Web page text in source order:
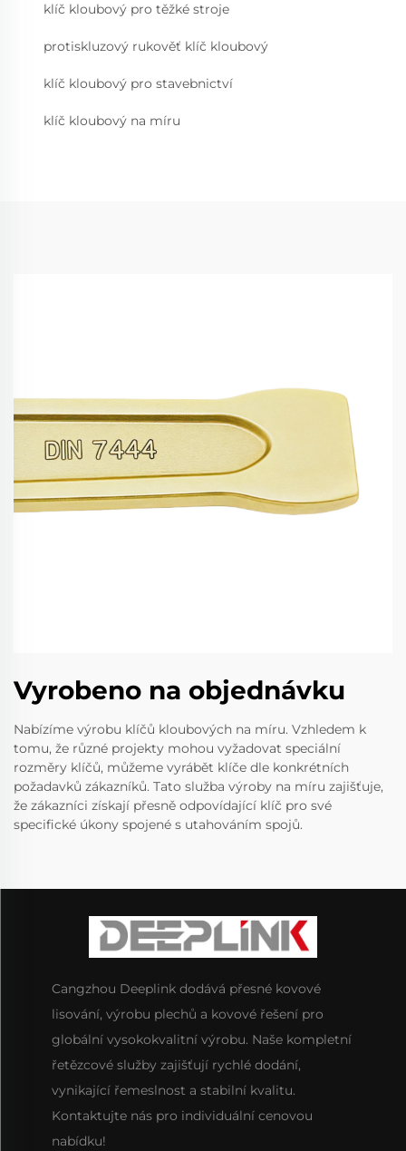
klíč kloubový pro těžké stroje
protiskluzový rukověť klíč kloubový
klíč kloubový pro stavebnictví
klíč kloubový na míru
Vyrobeno na objednávku
Nabízíme výrobu klíčů kloubových na míru. Vzhledem k
tomu, že různé projekty mohou vyžadovat speciální
rozměry klíčů, můžeme vyrábět klíče dle konkrétních
požadavků zákazníků. Tato služba výroby na míru zajišťuje,
že zákazníci získají přesně odpovídající klíč pro své
specifické úkony spojené s utahováním spojů.
Cangzhou Deeplink dodává přesné kovové
lisování, výrobu plechů a kovové řešení pro
globální vysokokvalitní výrobu. Naše kompletní
řetězcové služby zajišťují rychlé dodání,
vynikající řemeslnost a stabilní kvalitu.
Kontaktujte nás pro individuální cenovou
nabídku!